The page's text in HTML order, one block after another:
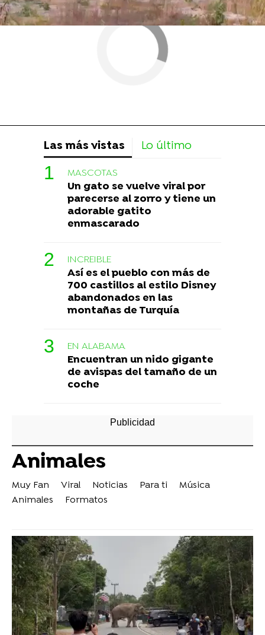
Las más vistas Lo último
MASCOTAS
Un gato se vuelve viral por
parecerse al zorro y tiene un
adorable gatito
enmascarado
INCREIBLE
Así es el pueblo con más de
700 castillos al estilo Disney
abandonados en las
montañas de Turquía
EN ALABAMA
Encuentran un nido gigante
de avispas del tamaño de un
coche
Animales
Muy Fan Viral Noticias Para ti
Música
Animales
Formatos